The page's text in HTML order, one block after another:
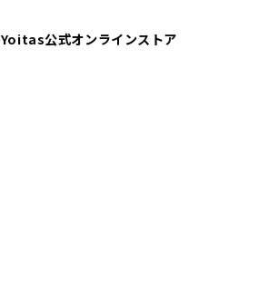
Yoitas公式オンラインストア